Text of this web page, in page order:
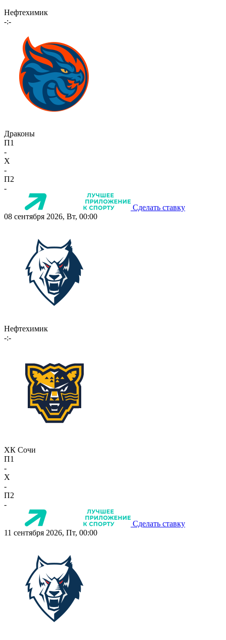
Нефтехимик
-:-
Драконы
П1
-
X
-
П2
-
Сделать ставку
08 сентября 2026, Вт, 00:00
Нефтехимик
-:-
ХК Сочи
П1
-
X
-
П2
-
Сделать ставку
11 сентября 2026, Пт, 00:00